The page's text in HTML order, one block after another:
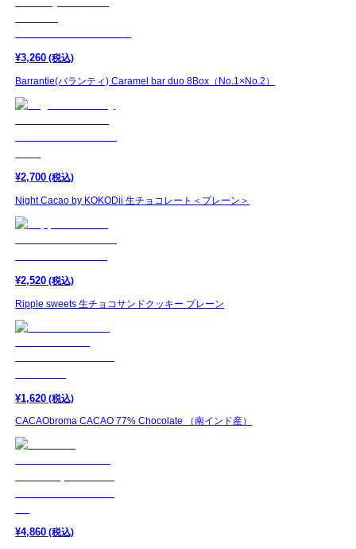
¥3,260 (税込)
Barrantie(バランティ) Caramel bar duo 8Box（No.1×No.2）
¥2,700 (税込)
Night Cacao by KOKODii 生チョコレート＜プレーン＞
¥2,520 (税込)
Ripple sweets 生チョコサンドクッキー プレーン
¥1,620 (税込)
CACAObroma CACAO 77% Chocolate （南インド産）
¥4,860 (税込)